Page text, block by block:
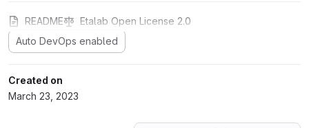
README
Etalab Open License 2.0
Auto DevOps enabled
Created on
March 23, 2023